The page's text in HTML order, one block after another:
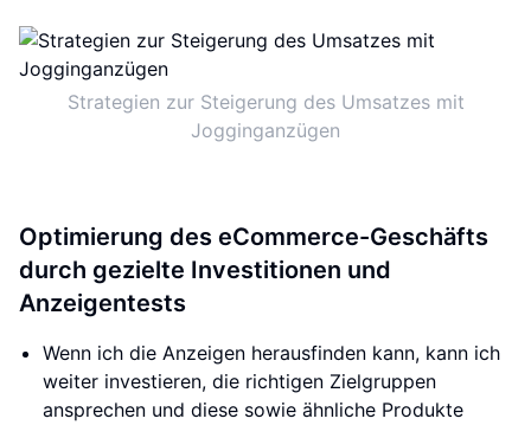
Strategien zur Steigerung des Umsatzes mit
Jogginganzügen
Optimierung des eCommerce-Geschäfts
durch gezielte Investitionen und
Anzeigentests
Wenn ich die Anzeigen herausfinden kann, kann ich
weiter investieren, die richtigen Zielgruppen
ansprechen und diese sowie ähnliche Produkte